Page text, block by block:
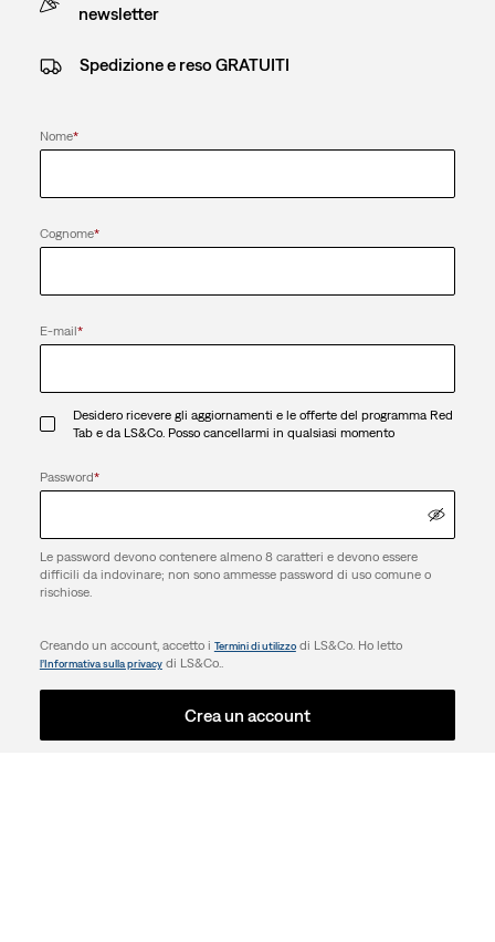
newsletter
Spedizione e reso GRATUITI
Nome*
Cognome*
E-mail*
Desidero ricevere gli aggiornamenti e le offerte del programma Red
Tab e da LS&Co. Posso cancellarmi in qualsiasi momento
Password*
Le password devono contenere almeno 8 caratteri e devono essere
difficili da indovinare; non sono ammesse password di uso comune o
rischiose.
Creando un account, accetto i Termini di utilizzodi LS&Co. Ho letto
l’Informativa sulla privacydi LS&Co..
Crea un account